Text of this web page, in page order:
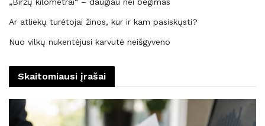
„Biržų kilometrai“ – daugiau nei bėgimas
Ar atliekų turėtojai žinos, kur ir kam pasiskųsti?
Nuo vilkų nukentėjusi karvutė neišgyveno
Skaitomiausi įrašai